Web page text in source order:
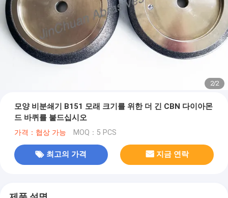
2/2
모양 비분쇄기 B151 모래 크기를 위한 더 긴 CBN 다이아몬
드 바퀴를 붙드십시오
가격：협상 가능 MOQ：5 PCS
최고의 가격 지금 연락